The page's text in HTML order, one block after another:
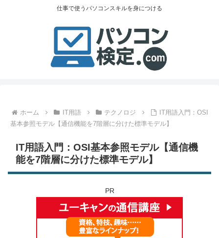
仕事で使うパソコンスキルを身につける
ホーム IT用語 テクノロジ
IT用語入門：OSI
基本参照モデル【通信機能を7階層に分けた標準モデル】
IT用語入門：OSI基本参照モデル【通信機
能を7階層に分けた標準モデル】
PR